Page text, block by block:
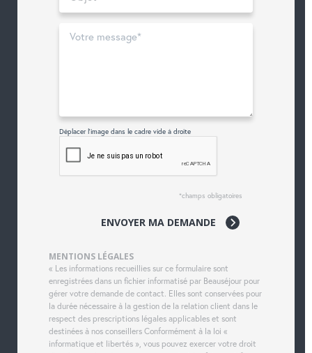
Déplacer l'image dans le cadre vide à droite
*champs obligatoires
ENVOYER MA DEMANDE
MENTIONS LÉGALES
« Les informations recueillies sur ce formulaire sont
enregistrées dans un fichier informatisé par Beauséjour pour
gérer votre demande de contact. Elles sont conservées pour
la durée nécessaire à la gestion de la relation client dans le
respect des prescriptions légales applicables et sont
destinées à nos conseillers Conformément à la loi «
informatique et libertés », vous pouvez exercer votre droit